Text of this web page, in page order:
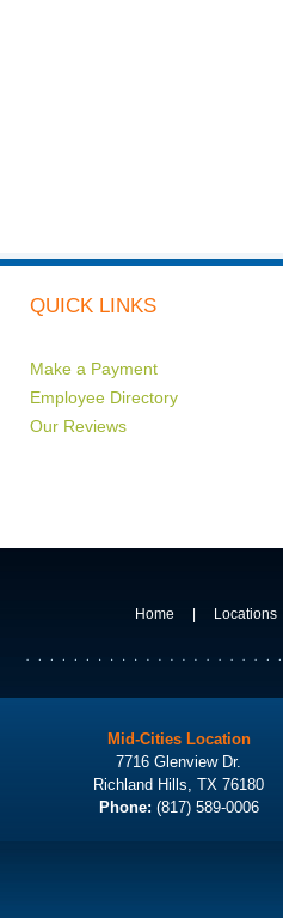
QUICK LINKS
Make a Payment
Employee Directory
Our Reviews
Home Locations
Mid-Cities Location
7716 Glenview Dr.
Richland Hills, TX 76180
Phone: (817) 589-0006